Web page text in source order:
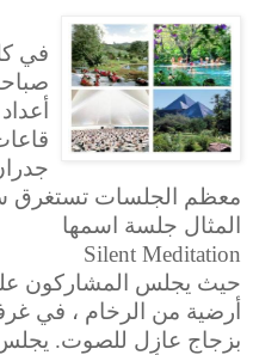
في
معظم الجلسات تستغرق
المثال جلسة اسمها
Silent Meditation
حيث يجلس المشاركون
أرضية من الرخام ، في
بزجاج عازل للصوت.